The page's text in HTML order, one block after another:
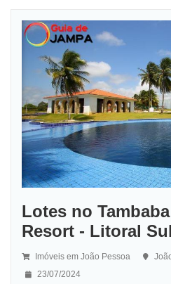
Lotes no
Resort - Litoral
Imóveis em João Pessoa
23/07/2024